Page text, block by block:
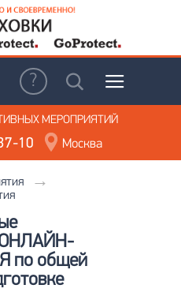
МЕРОПРИЯТИЙ
10 Москва
ОНЛАЙН-
по общей